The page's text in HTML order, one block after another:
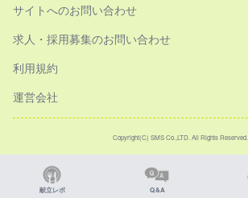
献立レポ Q&A
サイトへのお問い合わせ
求人・採用募集のお問い合わせ
利用規約
運営会社
Copyright(C) SMS Co.,LTD. All Rights Reserved.